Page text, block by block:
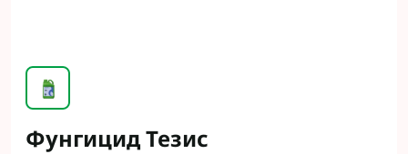
Фунгицид Тезис